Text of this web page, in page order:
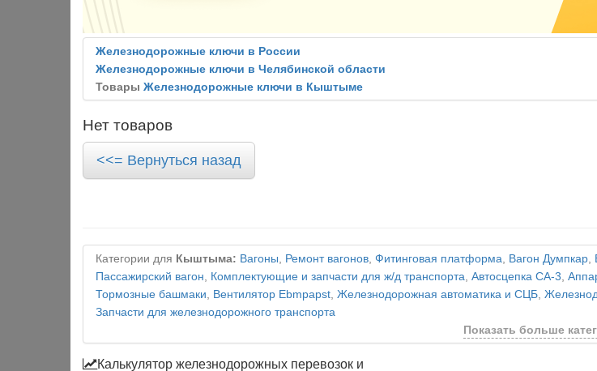
Железнодорожные ключи в России
Железнодорожные ключи в Челябинской области
Товары Железнодорожные ключи в Кыштыме
Нет товаров
<<= Вернуться назад
Категории для Кыштыма: Вагоны, Ремонт вагонов, Фитинговая платформа, Вагон Думпкар,
Пассажирский вагон, Комплектующие и запчасти для ж/д транспорта, Автосцепка СА-3,
Тормозные башмаки, Вентилятор Ebmpapst, Железнодорожная автоматика и СЦБ,
Запчасти для железнодорожного транспорта
Показать больше
Калькулятор железнодорожных перевозок и